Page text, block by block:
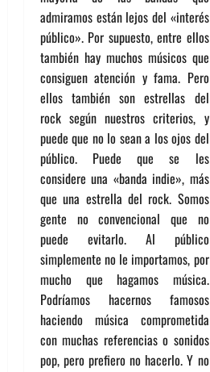
admiramos están lejos del «interés
público». Por supuesto, entre ellos
también hay muchos músicos que
consiguen atención y fama. Pero
ellos también son estrellas del
rock según nuestros criterios, y
puede que no lo sean a los ojos del
público. Puede que se les
considere una «banda indie», más
que una estrella del rock. Somos
gente no convencional que no
puede evitarlo. Al público
simplemente no le importamos, por
mucho que hagamos música.
Podríamos hacernos famosos
haciendo música comprometida
con muchas referencias o sonidos
pop, pero prefiero no hacerlo. Y no